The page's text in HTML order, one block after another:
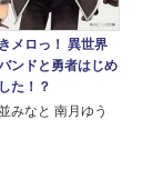
メロっ！ 異世界
ンドと勇者はじめ
た！？
みなと 南月ゆう